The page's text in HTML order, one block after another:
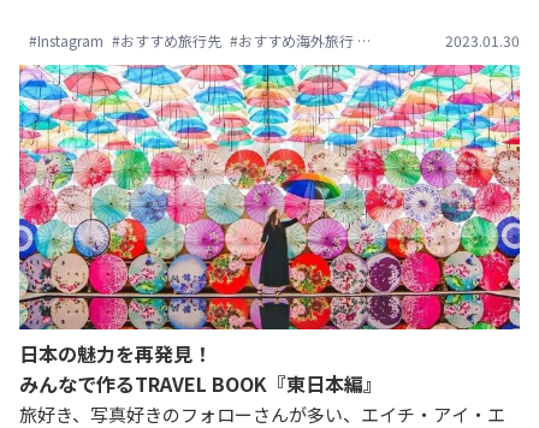
の旅のヒントになるかも？ぜひご覧ください！
#Instagram #おすすめ旅行先 #おすすめ海外旅行 #エイチアイエス #ハワイ
2023.01.30
日本の魅力を再発見！
みんなで作るTRAVEL BOOK『東日本編』
旅好き、写真好きのフォローさんが多い、エイチ・アイ・エ